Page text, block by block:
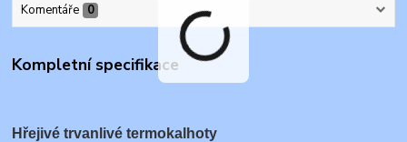
Komentáře 0
Kompletní specifikace
Hřejivé trvanlivé termokalhoty